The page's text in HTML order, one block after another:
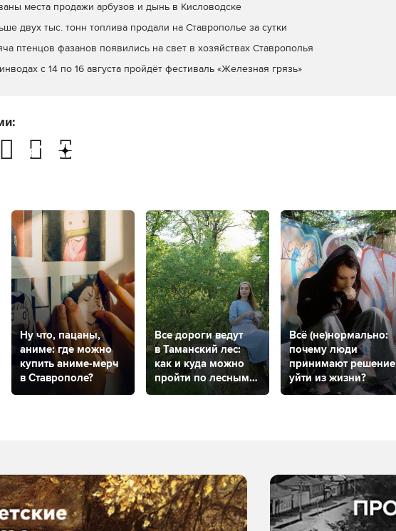
места продажи арбузов и дынь в Кисловодске
двух тыс. тонн топлива продали на Ставрополье за сутки
птенцов фазанов появились на свет в хозяйствах Ставрополья
с 14 по 16 августа пройдёт фестиваль «Железная грязь»
Ну что, пацаны,
аниме: где можно
купить аниме-мерч
в Ставрополе?
Все дороги ведут
в Таманский лес:
как и куда можно
пройти по лесным
тропам
Всё (не)нормально:
почему люди
принимают решение
уйти из жизни?